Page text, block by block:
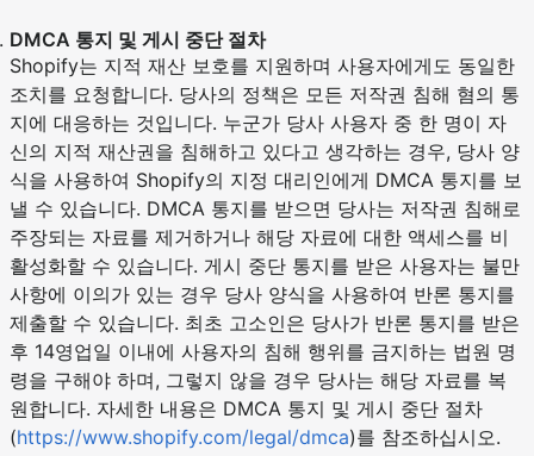
DMCA 통지 및 게시 중단 절차
Shopify는 지적 재산 보호를 지원하며 사용자에게도 동일한
조치를 요청합니다. 당사의 정책은 모든 저작권 침해 혐의 통
지에 대응하는 것입니다. 누군가 당사 사용자 중 한 명이 자
신의 지적 재산권을 침해하고 있다고 생각하는 경우, 당사 양
식을 사용하여 Shopify의 지정 대리인에게 DMCA 통지를 보
낼 수 있습니다. DMCA 통지를 받으면 당사는 저작권 침해로
주장되는 자료를 제거하거나 해당 자료에 대한 액세스를 비
활성화할 수 있습니다. 게시 중단 통지를 받은 사용자는 불만
사항에 이의가 있는 경우 당사 양식을 사용하여 반론 통지를
제출할 수 있습니다. 최초 고소인은 당사가 반론 통지를 받은
후 14영업일 이내에 사용자의 침해 행위를 금지하는 법원 명
령을 구해야 하며, 그렇지 않을 경우 당사는 해당 자료를 복
원합니다. 자세한 내용은 DMCA 통지 및 게시 중단 절차
(https://www.shopify.com/legal/dmca)를 참조하십시오.